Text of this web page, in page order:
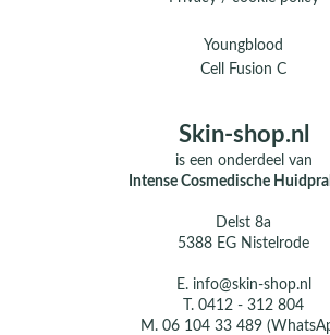
Youngblood
Cell Fusion C
Skin-shop.nl
is een onderdeel van
Intense Cosmedische
Delst 8a
5388 EG Nistelrode
E. info@skin-shop.nl
T.0412 - 312 804
M. 06 104 33 489